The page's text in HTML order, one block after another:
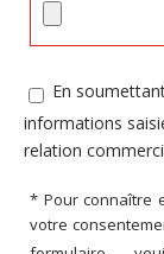
En
informations
relation
* Pour connaître
votre